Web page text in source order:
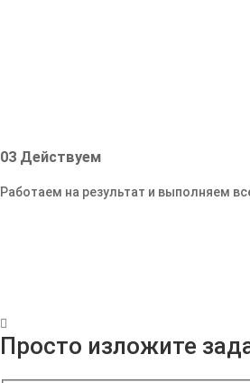
03 Действуем
Работаем на результат и выполняем

Просто изложите